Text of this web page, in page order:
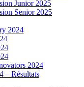
Junior 2025
Senior 2025
2024
2024
– Résultats